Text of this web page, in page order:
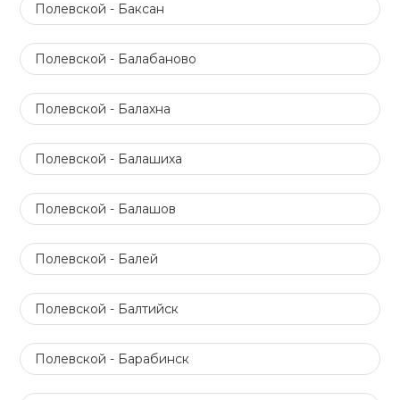
Полевской - Баксан
Полевской - Балабаново
Полевской - Балахна
Полевской - Балашиха
Полевской - Балашов
Полевской - Балей
Полевской - Балтийск
Полевской - Барабинск